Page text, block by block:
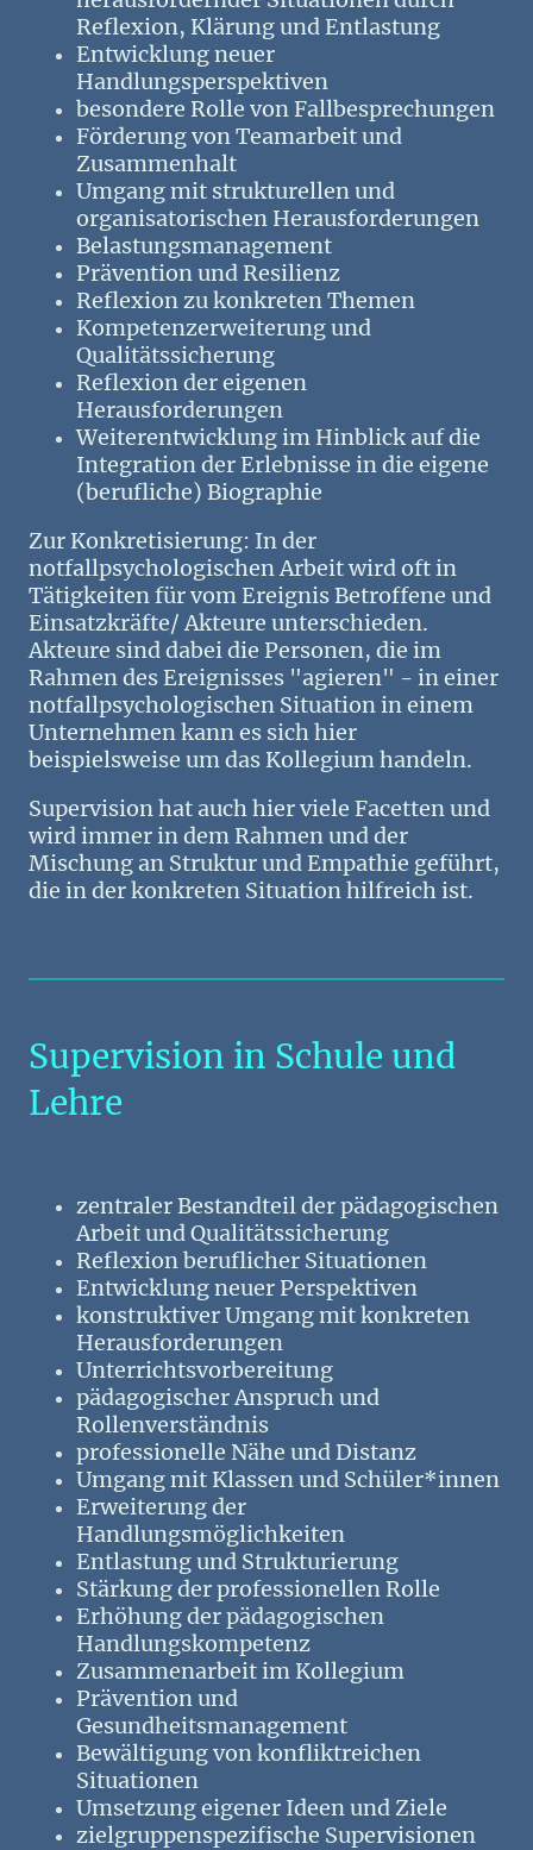
Reflexion, Klärung und Entlastung
Entwicklung neuer
Handlungsperspektiven
besondere Rolle von Fallbesprechungen
Förderung von Teamarbeit und
Zusammenhalt
Umgang mit strukturellen und
organisatorischen Herausforderungen
Belastungsmanagement
Prävention und Resilienz
Reflexion zu konkreten Themen
Kompetenzerweiterung und
Qualitätssicherung
Reflexion der eigenen
Herausforderungen
Weiterentwicklung im Hinblick auf die
Integration der Erlebnisse in die eigene
(berufliche) Biographie
Zur Konkretisierung: In der
notfallpsychologischen Arbeit wird oft in
Tätigkeiten für vom Ereignis Betroffene und
Einsatzkräfte/ Akteure unterschieden.
Akteure sind dabei die Personen, die im
Rahmen des Ereignisses "agieren" - in einer
notfallpsychologischen Situation in einem
Unternehmen kann es sich hier
beispielsweise um das Kollegium handeln.
Supervision hat auch hier viele Facetten und
wird immer in dem Rahmen und der
Mischung an Struktur und Empathie geführt,
die in der konkreten Situation hilfreich ist.
Supervision in Schule und
Lehre
zentraler Bestandteil der pädagogischen
Arbeit und Qualitätssicherung
Reflexion beruflicher Situationen
Entwicklung neuer Perspektiven
konstruktiver Umgang mit konkreten
Herausforderungen
Unterrichtsvorbereitung
pädagogischer Anspruch und
Rollenverständnis
professionelle Nähe und Distanz
Umgang mit Klassen und Schüler*innen
Erweiterung der
Handlungsmöglichkeiten
Entlastung und Strukturierung
Stärkung der professionellen Rolle
Erhöhung der pädagogischen
Handlungskompetenz
Zusammenarbeit im Kollegium
Prävention und
Gesundheitsmanagement
Bewältigung von konfliktreichen
Situationen
Umsetzung eigener Ideen und Ziele
zielgruppenspezifische Supervisionen